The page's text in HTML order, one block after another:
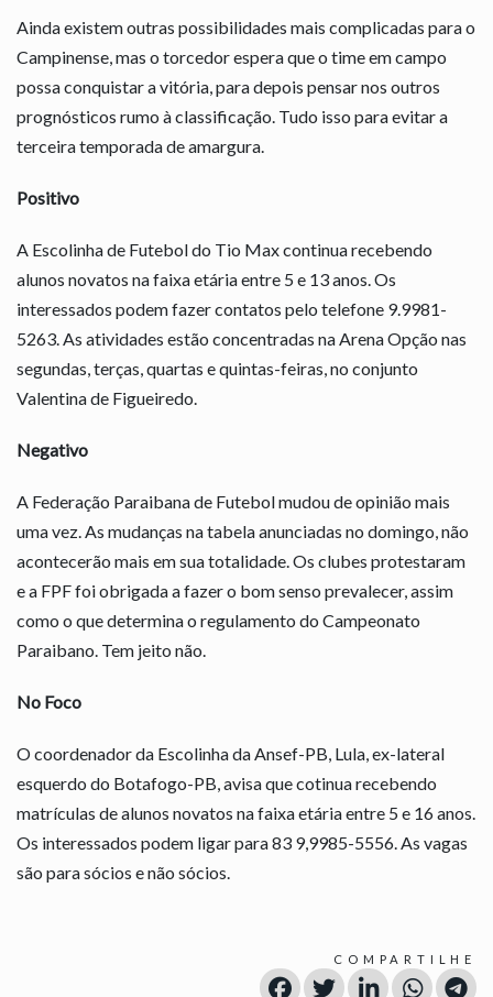
Ainda existem outras possibilidades mais complicadas para o
Campinense, mas o torcedor espera que o time em campo
possa conquistar a vitória, para depois pensar nos outros
prognósticos rumo à classificação. Tudo isso para evitar a
terceira temporada de amargura.
Positivo
A Escolinha de Futebol do Tio Max continua recebendo
alunos novatos na faixa etária entre 5 e 13 anos. Os
interessados podem fazer contatos pelo telefone 9.9981-
5263. As atividades estão concentradas na Arena Opção nas
segundas, terças, quartas e quintas-feiras, no conjunto
Valentina de Figueiredo.
Negativo
A Federação Paraibana de Futebol mudou de opinião mais
uma vez. As mudanças na tabela anunciadas no domingo, não
acontecerão mais em sua totalidade. Os clubes protestaram
e a FPF foi obrigada a fazer o bom senso prevalecer, assim
como o que determina o regulamento do Campeonato
Paraibano. Tem jeito não.
No Foco
O coordenador da Escolinha da Ansef-PB, Lula, ex-lateral
esquerdo do Botafogo-PB, avisa que cotinua recebendo
matrículas de alunos novatos na faixa etária entre 5 e 16 anos.
Os interessados podem ligar para 83 9,9985-5556. As vagas
são para sócios e não sócios.
COMPARTILHE